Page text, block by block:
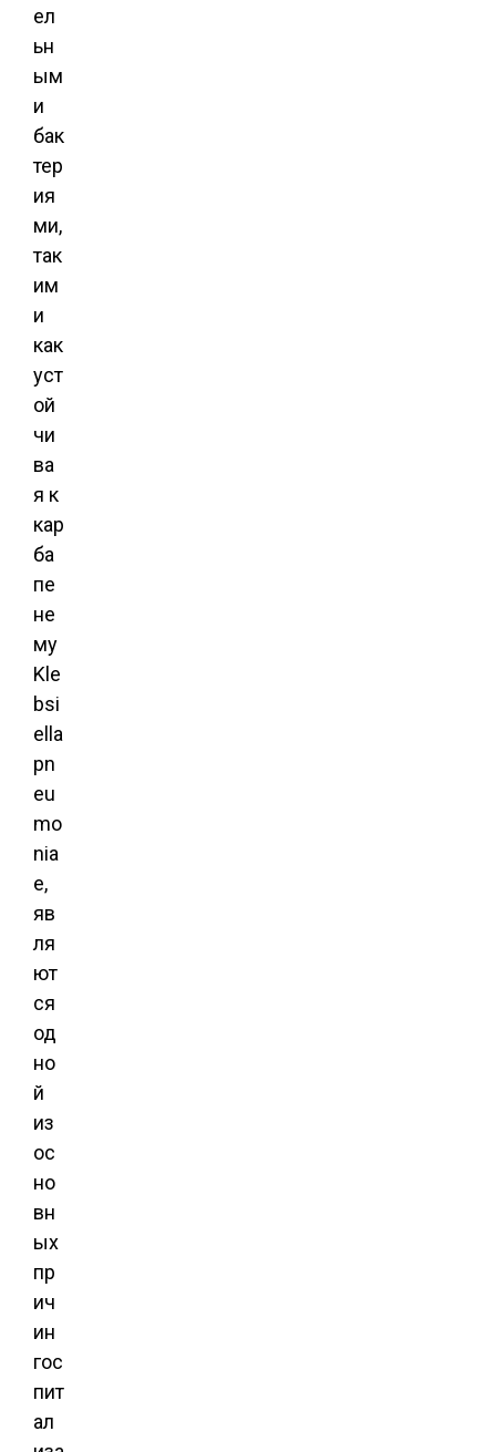
ел
ьн
ым
и
бак
тер
ия
ми,
так
им
и
как
уст
ой
чи
ва
я к
кар
ба
пе
не
му
Kle
bsi
ella
pn
eu
mo
nia
e,
яв
ля
ют
ся
од
но
й
из
ос
но
вн
ых
пр
ич
ин
гос
пит
ал